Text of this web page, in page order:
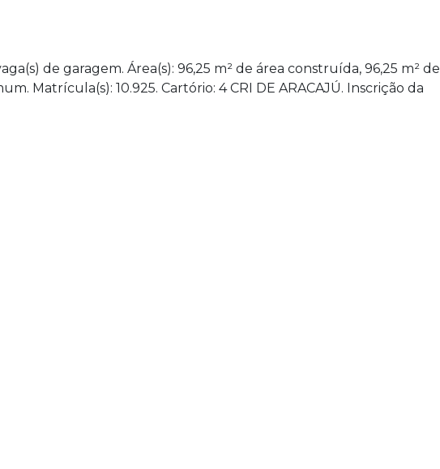
de garagem. Área(s): 96,25 m² de área construída, 96,25 m² de
Matrícula(s): 10.925. Cartório: 4 CRI DE ARACAJÚ. Inscrição da